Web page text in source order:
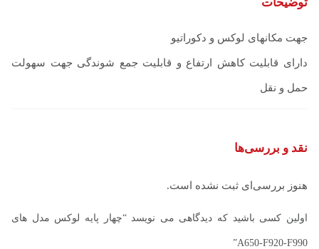
جهت مکانهای لوکس و دکوراتیو
دارای قابلیت کاهش ارتفاع و قابلیت جمع شوندگی جهت سهولت
حمل و نقل
نقد و بررسی‌ها
هنوز بررسی‌ای ثبت نشده است.
اولین کسی باشید که دیدگاهی می نویسد “چهار پایه لوکس مدل های
A650-F920-F990”